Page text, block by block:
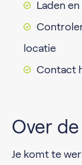
Laden
locatie
Contact
Over
Je komt te